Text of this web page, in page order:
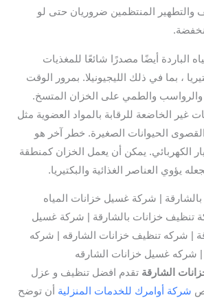
والتطهير المنتظمين ضروريان حتى لو
الباردة أيضًا مصدرًا شائعًا للمغذيات
، بما في ذلك الليجيونيلا. بمرور الوقت
والرواسب والطمي على الخزان المتسخ.
غير الخاضعة للرقابة بالمواد العضوية مثل
القصوى الحيوانات الصغيرة. خطر آخر هو
الكهربائي. يمكن أن يعمل الخزان كمنطقة
يؤوي العناصر الغذائية والبكتيريا.
| شركة غسيل خزانات المياه
تنظيف خزانات بالشارقة | شركة غسيل
| شركه تنظيف خزانات الشارقه | شركه
شركه غسيل خزانات الشارقه
الشارقة تقدم افضل تنظيف و عزل
شركة أوامرك للخدمات المنزلية أن توضح